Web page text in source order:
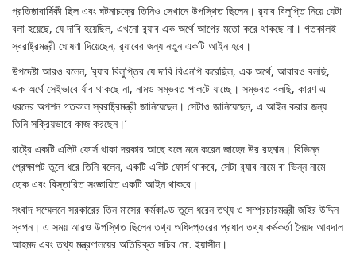
প্রতিষ্ঠাবার্ষিকী ছিল এবং ঘটনাচক্রে তিনিও সেখানে উপস্থিত ছিলেন। র‍্যাব বিলুপ্তি নিয়ে যেটা
বলা হয়েছে, যে দাবি হয়েছিল, এখনো র‍্যাব এক অর্থে আগের মতো করে থাকছে না। গতকালই
স্বরাষ্ট্রমন্ত্রী ঘোষণা দিয়েছেন, র‍্যাবের জন্য নতুন একটি আইন হবে।
উপদেষ্টা আরও বলেন, ‘র‍্যাব বিলুপ্তির যে দাবি বিএনপি করেছিল, এক অর্থে, আবারও বলছি,
এক অর্থে সেইভাবে র্যাব থাকছে না, নামও সম্ভবত পালটে যাচ্ছে। সম্ভবত বলছি, কারণ এ
ধরনের অপশন গতকাল স্বরাষ্ট্রমন্ত্রী জানিয়েছেন। সেটাও জানিয়েছেন, এ আইন করার জন্য
তিনি সক্রিয়ভাবে কাজ করছেন।’
রাষ্ট্রে একটি এলিট ফোর্স থাকা দরকার আছে বলে মনে করেন জাহেদ উর রহমান। বিভিন্ন
প্রেক্ষাপট তুলে ধরে তিনি বলেন, একটি এলিট ফোর্স থাকবে, সেটা র‍্যাব নামে বা ভিন্ন নামে
হোক এবং বিস্তারিত সংজ্ঞায়িত একটি আইন থাকবে।
সংবাদ সম্মেলনে সরকারের তিন মাসের কর্মকাণ্ড তুলে ধরেন তথ্য ও সম্প্রচারমন্ত্রী জহির উদ্দিন
স্বপন। এ সময় আরও উপস্থিত ছিলেন তথ্য অধিদপ্তরের প্রধান তথ্য কর্মকর্তা সৈয়দ আবদাল
আহমদ এবং তথ্য মন্ত্রণালয়ের অতিরিক্ত সচিব মো. ইয়াসীন।